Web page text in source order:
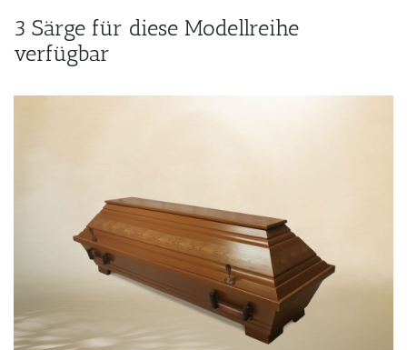
3 Särge für diese Modellreihe
verfügbar